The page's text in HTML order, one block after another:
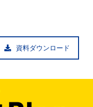
資料ダウンロード